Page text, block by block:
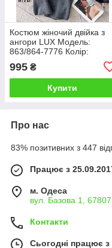
Костюм жіночий двійка з
ангори LUX Модель:
863/864-7776 Колір:
білий, графіт
995 ₴
Купити
Про нас
83% позитивних з 447
Працює з
м. Одеса
вул. Базова 1,
Контакти
Сьогодні працює